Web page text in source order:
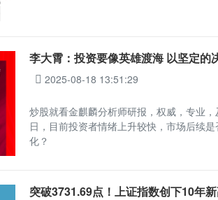
李大霄：投资要像英雄渡海 以坚定的
2025-08-18 13:51:29
炒股就看金麒麟分析师研报，权威，专业
日，目前投资者情绪上升较快，市场后续
化？
突破3731.69点！上证指数创下10年